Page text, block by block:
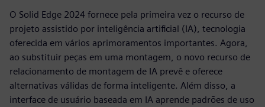
O Solid Edge 2024 fornece pela primeira vez o recurso de
projeto assistido por inteligência artificial (IA), tecnologia
oferecida em vários aprimoramentos importantes. Agora,
ao substituir peças em uma montagem, o novo recurso de
relacionamento de montagem de IA prevê e oferece
alternativas válidas de forma inteligente. Além disso, a
interface de usuário baseada em IA aprende padrões de uso